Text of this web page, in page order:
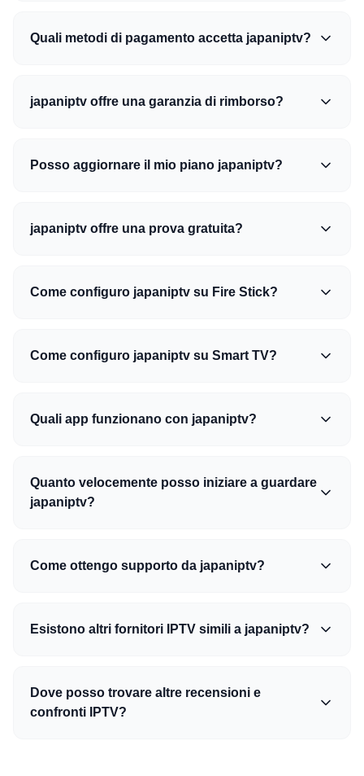
Quali metodi di pagamento accetta japaniptv?
japaniptv offre una garanzia di rimborso?
Posso aggiornare il mio piano japaniptv?
japaniptv offre una prova gratuita?
Come configuro japaniptv su Fire Stick?
Come configuro japaniptv su Smart TV?
Quali app funzionano con japaniptv?
Quanto velocemente posso iniziare a guardare
japaniptv?
Come ottengo supporto da japaniptv?
Esistono altri fornitori IPTV simili a japaniptv?
Dove posso trovare altre recensioni e
confronti IPTV?